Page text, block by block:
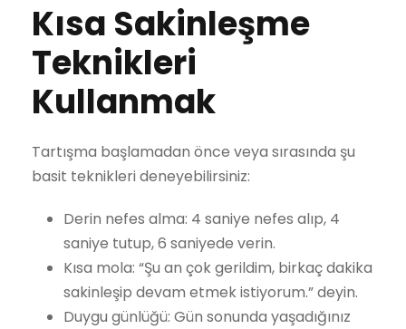
Kısa Sakinleşme
Teknikleri
Kullanmak
Tartışma başlamadan önce veya sırasında şu
basit teknikleri deneyebilirsiniz:
Derin nefes alma: 4 saniye nefes alıp, 4
saniye tutup, 6 saniyede verin.
Kısa mola: “Şu an çok gerildim, birkaç dakika
sakinleşip devam etmek istiyorum.” deyin.
Duygu günlüğü: Gün sonunda yaşadığınız